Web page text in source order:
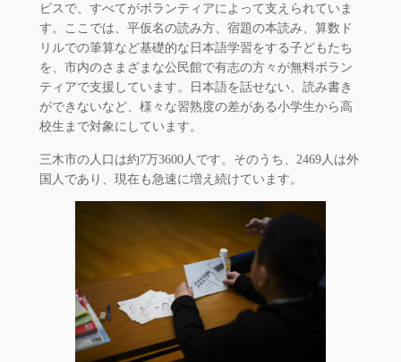
ビスで、すべてがボランティアによって支えられていま
す。ここでは、平仮名の読み方、宿題の本読み、算数ド
リルでの筆算など基礎的な日本語学習をする子どもたち
を、市内のさまざまな公民館で有志の方々が無料ボラン
ティアで支援しています。日本語を話せない、読み書き
ができないなど、様々な習熟度の差がある小学生から高
校生まで対象にしています。
三木市の人口は約7万3600人です。そのうち、2469人は外
国人であり、現在も急速に増え続けています。